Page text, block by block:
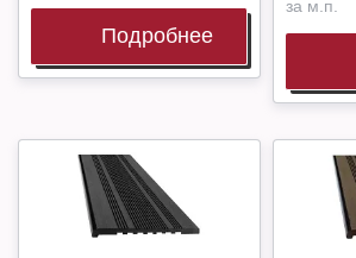
Подробнее
за м.п.